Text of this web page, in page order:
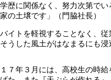
学歴に関係なく、努力次第で
家の土壌です」（門脇社長）
バイトを軽視することなく、
そうした風土がはなまるにも浸
１７年３月には、高校生の時